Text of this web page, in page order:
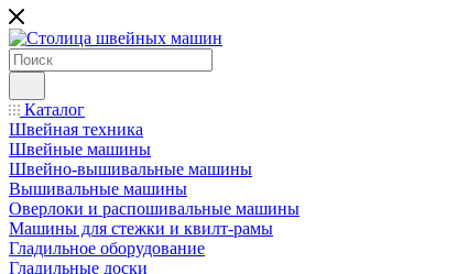
Каталог
Швейная техника
Швейные машины
Швейно-вышивальные машины
Вышивальные машины
Оверлоки и распошивальные машины
Машины для стежки и квилт-рамы
Гладильное оборудование
Гладильные доски